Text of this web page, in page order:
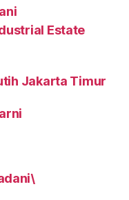
Estate
Jakarta Timur